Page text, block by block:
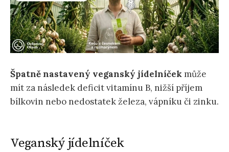
Špatně nastavený veganský jídelníček může
mít za následek deficit vitamínu B, nižší příjem
bílkovin nebo nedostatek železa, vápníku či zinku.
Veganský jídelníček